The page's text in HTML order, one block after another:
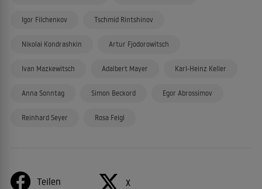
Igor Filchenkov Tschmid Rintshinov
Nikolai Kondrashkin Artur Fjodorowitsch
Ivan Mazkewitsch Adalbert Mayer Karl-Heinz Keller
Anna Sonntag Simon Beckord Egor Abrossimov
Reinhard Seyer Rosa Feigl
Teilen X